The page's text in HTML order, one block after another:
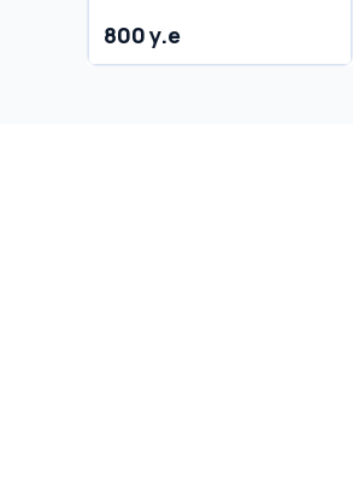
Туркистон
800 y.e